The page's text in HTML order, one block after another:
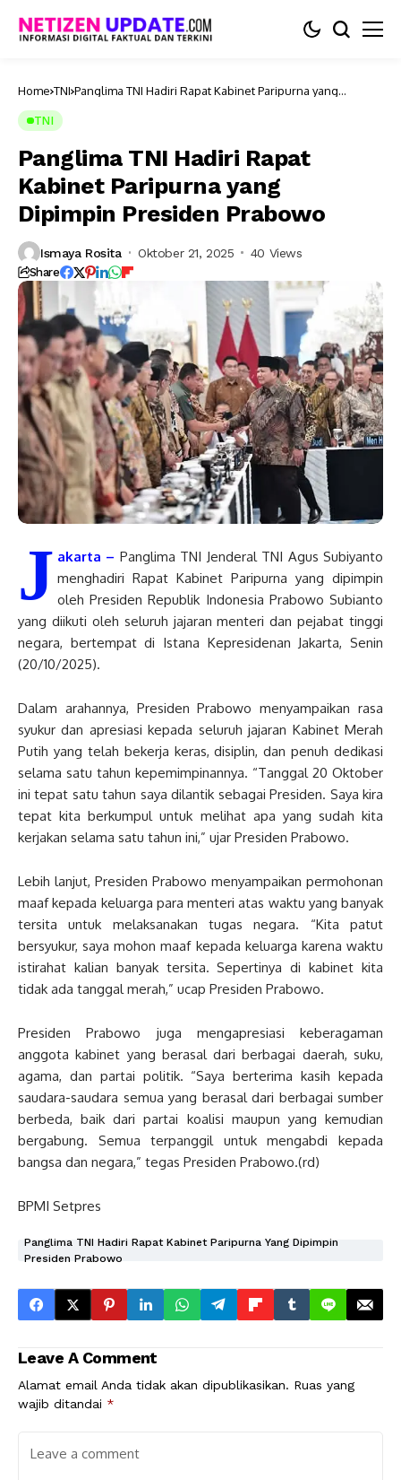
Home TNI Panglima TNI Hadiri Rapat Kabinet Paripurna yang
TNI
Panglima TNI Hadiri Rapat
Kabinet Paripurna yang
Dipimpin Presiden Prabowo
Ismaya Rosita Oktober 21, 2025 40 Views
Share
J akarta – Panglima TNI Jenderal TNI Agus Subiyanto
menghadiri Rapat Kabinet Paripurna yang dipimpin
oleh Presiden Republik Indonesia Prabowo Subianto
yang diikuti oleh seluruh jajaran menteri dan pejabat tinggi
negara, bertempat di Istana Kepresidenan Jakarta, Senin
(20/10/2025).
Dalam arahannya, Presiden Prabowo menyampaikan rasa
syukur dan apresiasi kepada seluruh jajaran Kabinet Merah
Putih yang telah bekerja keras, disiplin, dan penuh dedikasi
selama satu tahun kepemimpinannya. “Tanggal 20 Oktober
ini tepat satu tahun saya dilantik sebagai Presiden. Saya kira
tepat kita berkumpul untuk melihat apa yang sudah kita
kerjakan selama satu tahun ini,” ujar Presiden Prabowo.
Lebih lanjut, Presiden Prabowo menyampaikan permohonan
maaf kepada keluarga para menteri atas waktu yang banyak
tersita untuk melaksanakan tugas negara. “Kita patut
bersyukur, saya mohon maaf kepada keluarga karena waktu
istirahat kalian banyak tersita. Sepertinya di kabinet kita
tidak ada tanggal merah,” ucap Presiden Prabowo.
Presiden Prabowo juga mengapresiasi keberagaman
anggota kabinet yang berasal dari berbagai daerah, suku,
agama, dan partai politik. “Saya berterima kasih kepada
saudara-saudara semua yang berasal dari berbagai sumber
berbeda, baik dari partai koalisi maupun yang kemudian
bergabung. Semua terpanggil untuk mengabdi kepada
bangsa dan negara,” tegas Presiden Prabowo.(rd)
BPMI Setpres
Panglima TNI Hadiri Rapat Kabinet Paripurna Yang Dipimpin
Presiden Prabowo
Leave A Comment
Alamat email Anda tidak akan dipublikasikan. Ruas yang
wajib ditandai *